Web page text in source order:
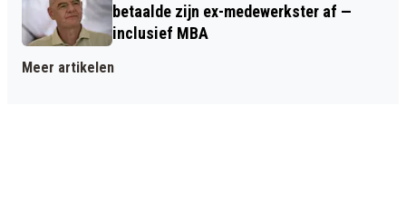
betaalde zijn ex-medewerkster af —
inclusief MBA
Meer artikelen